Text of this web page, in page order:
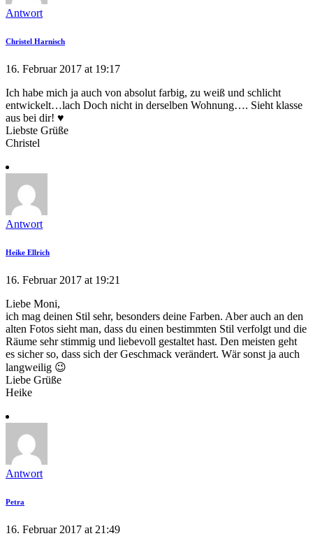
Antwort
Christel Harnisch
16. Februar 2017 at 19:17
Ich habe mich ja auch von absolut farbig, zu weiß und schlicht
entwickelt…lach Doch nicht in derselben Wohnung…. Sieht klasse
aus bei dir! ♥
Liebste Grüße
Christel
Antwort
Heike Ellrich
16. Februar 2017 at 19:21
Liebe Moni,
ich mag deinen Stil sehr, besonders deine Farben. Aber auch an den
alten Fotos sieht man, dass du einen bestimmten Stil verfolgt und die
Räume sehr stimmig und liebevoll gestaltet hast. Den meisten geht
es sicher so, dass sich der Geschmack verändert. Wär sonst ja auch
langweilig 😉
Liebe Grüße
Heike
Antwort
Petra
16. Februar 2017 at 21:49